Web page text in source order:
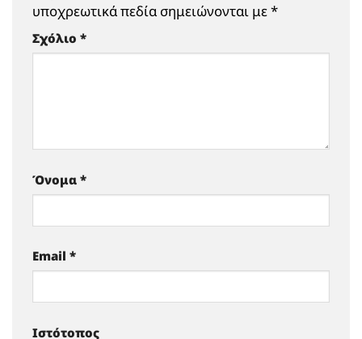
υποχρεωτικά πεδία σημειώνονται με*
Σχόλιο *
Όνομα *
Email *
Ιστότοπος